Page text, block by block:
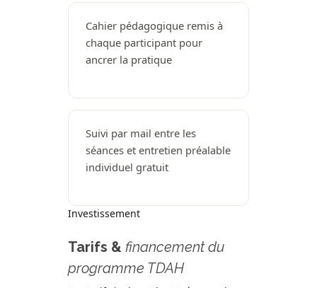
Cahier pédagogique remis à
chaque participant pour
ancrer la pratique
Suivi par mail entre les
séances et entretien préalable
individuel gratuit
Investissement
Tarifs & financement du
programme TDAH